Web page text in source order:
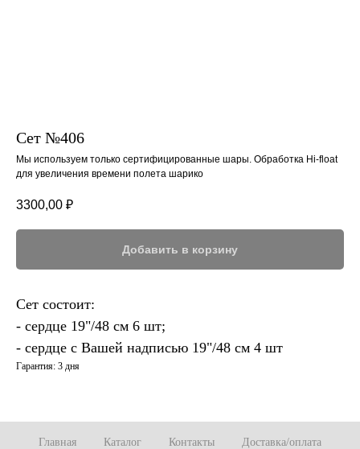
Сет №406
Мы используем только сертифицированные шары. Обработка Hi-float
для увеличения времени полета шарико
3300,00 ₽
Добавить в корзину
Сет состоит:
- сердце 19"/48 см 6 шт;
- сердце с Вашей надписью 19"/48 см 4 шт
Гарантия: 3 дня
Главная Каталог Контакты Доставка/оплата